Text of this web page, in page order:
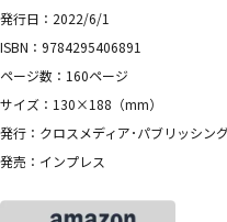
発行日：2022/6/1
ISBN：9784295406891
ページ数：160ページ
サイズ：130×188（mm）
発行：クロスメディア･パブリッシン
発売：インプレス